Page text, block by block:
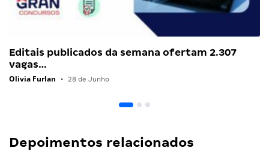
Editais publicados da semana ofertam 2.307
vagas…
Olivia Furlan • 28 de Junho
Depoimentos relacionados